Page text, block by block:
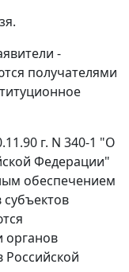
-
получателями
г. N 340-1 "О
Федерации"
обеспечением
Российской